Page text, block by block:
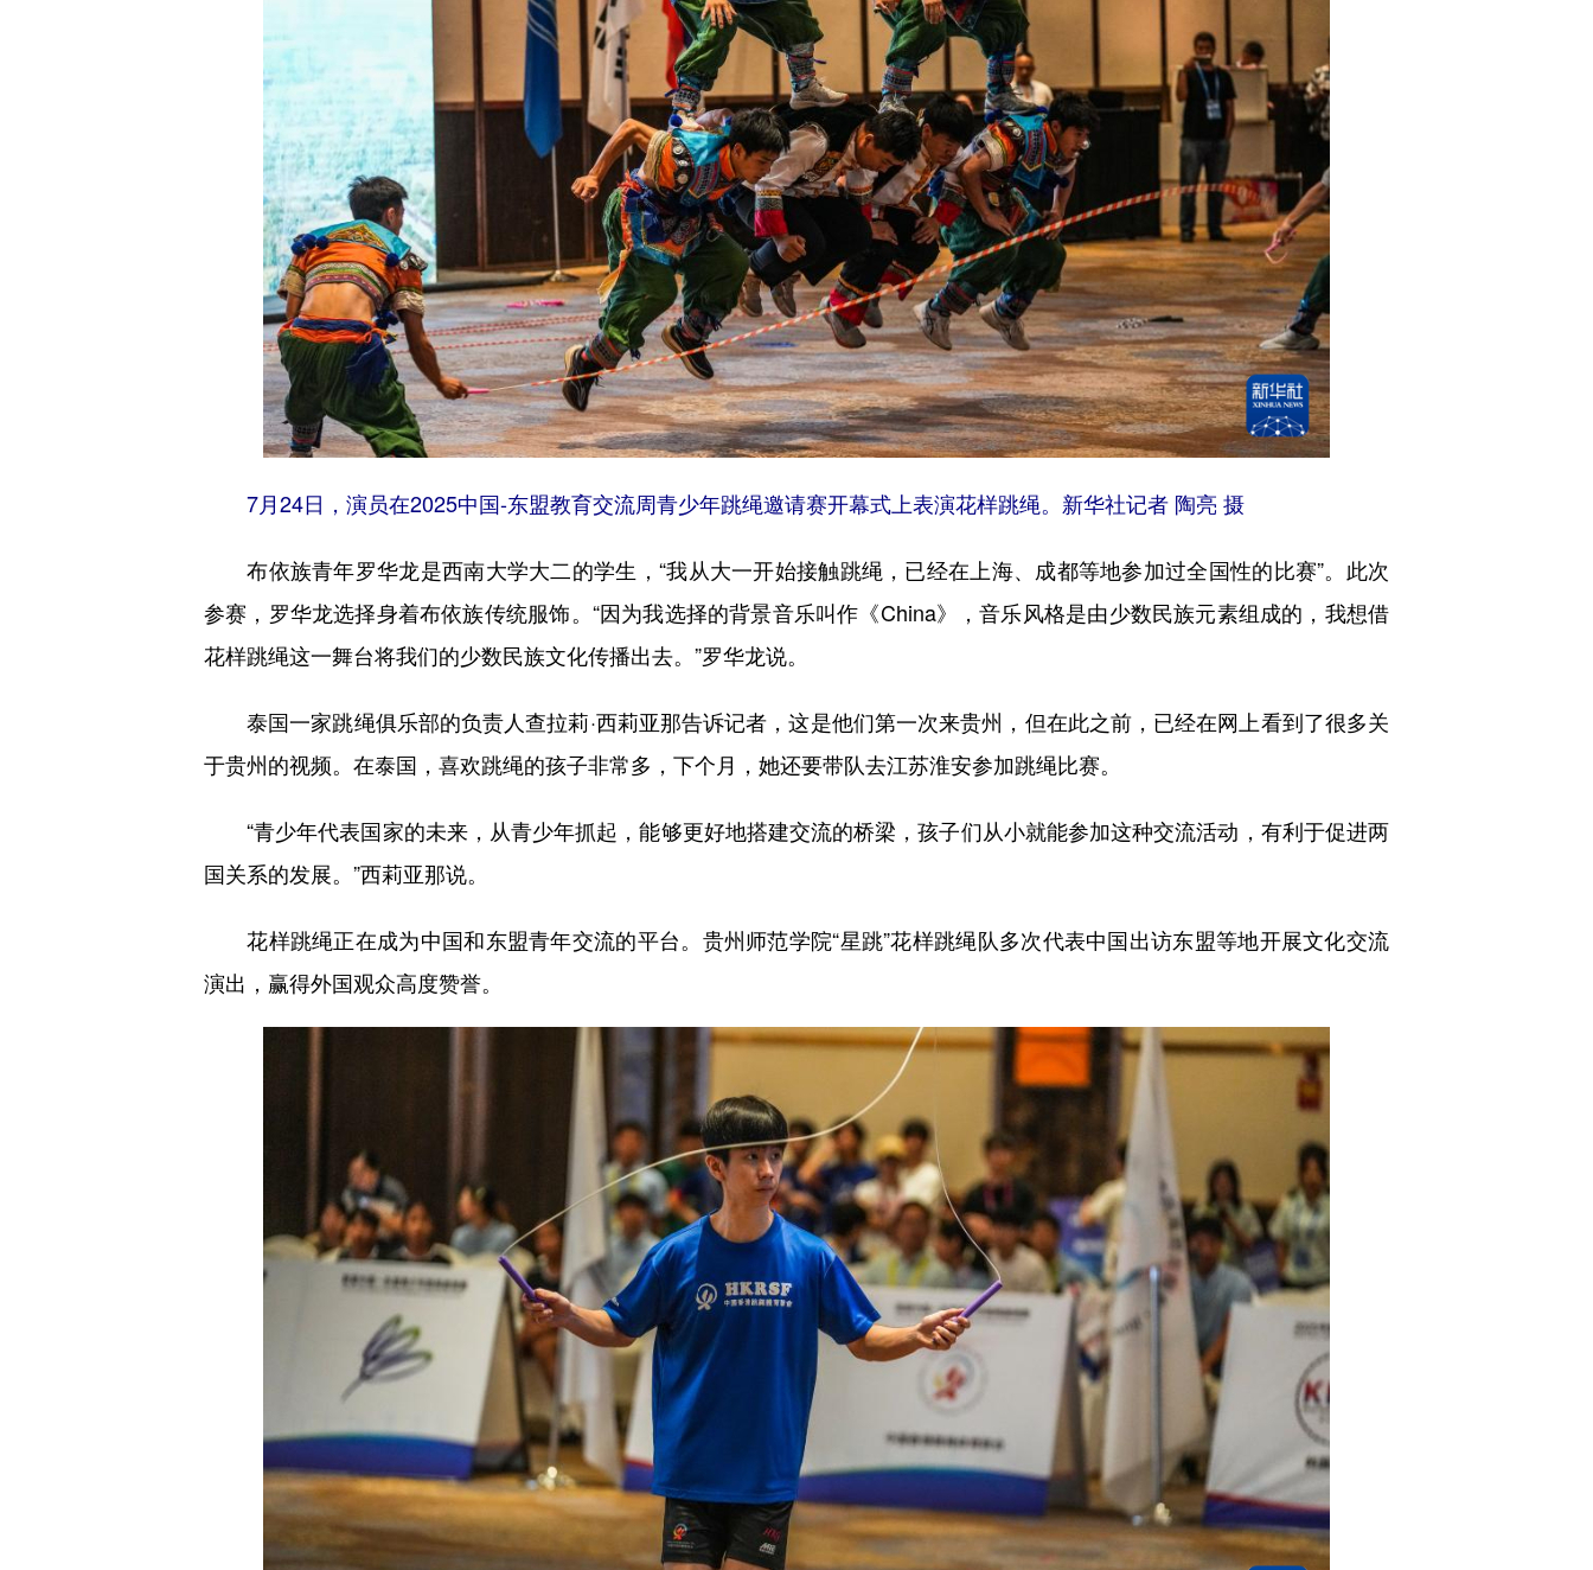
7月24日，演员在2025中国-东盟教育交流周青少年跳绳邀请赛开幕式上表演花样跳绳。新华社记者 陶亮 摄
布依族青年罗华龙是西南大学大二的学生，“我从大一开始接触跳绳，已经在上海、成都等地参加过全国性的比赛”。此次
参赛，罗华龙选择身着布依族传统服饰。“因为我选择的背景音乐叫作《China》，音乐风格是由少数民族元素组成的，我想借
花样跳绳这一舞台将我们的少数民族文化传播出去。”罗华龙说。
泰国一家跳绳俱乐部的负责人查拉莉·西莉亚那告诉记者，这是他们第一次来贵州，但在此之前，已经在网上看到了很多关
于贵州的视频。在泰国，喜欢跳绳的孩子非常多，下个月，她还要带队去江苏淮安参加跳绳比赛。
“青少年代表国家的未来，从青少年抓起，能够更好地搭建交流的桥梁，孩子们从小就能参加这种交流活动，有利于促进两
国关系的发展。”西莉亚那说。
花样跳绳正在成为中国和东盟青年交流的平台。贵州师范学院“星跳”花样跳绳队多次代表中国出访东盟等地开展文化交流
演出，赢得外国观众高度赞誉。